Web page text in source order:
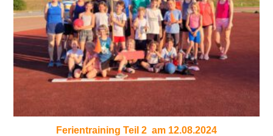
Ferientraining Teil 2 am 12.08.2024